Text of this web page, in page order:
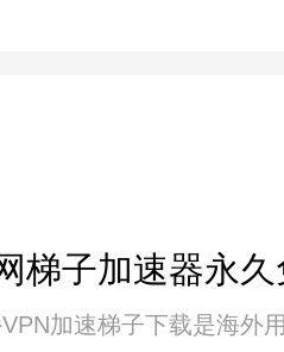
梯子加速器永
加速梯子下载是海外